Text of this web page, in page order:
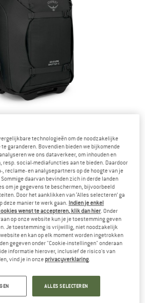
Nederland. Informatie over de
technologieën om de noodzakelijke
garanderen. Bovendien bieden we bijkomende
we ons dataverkeer, om inhouden en
resp. social-mediafuncties aan te bieden. Daardoor
reclame- en analysepartners op de hoogte van je
daarvan bevinden zich in derde landen
om je gegevens te beschermen, bijvoorbeeld
Door het aanklikken van ‘Alles selecteren’ ga
deze manier te werk gaan. Indien je enkel
wenst te accepteren, klik dan hier. Onder
op onze website kun je je toestemming geven
Je toestemming is vrijwillig, niet noodzakelijk
en kan op elk moment worden ingetrokken
gegeven onder "Cookie-instellingen" onderaan
informatie hierover, inclusief de risico's van
vind je in onze privacyverklaring.
ALLES SELECTEREN